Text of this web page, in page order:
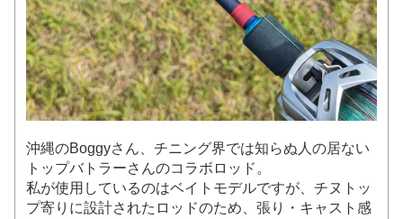
沖縄のBoggyさん、チニング界では知らぬ人の居ない
トップバトラーさんのコラボロッド。
私が使用しているのはベイトモデルですが、チヌトッ
プ寄りに設計されたロッドのため、張り・キャスト感